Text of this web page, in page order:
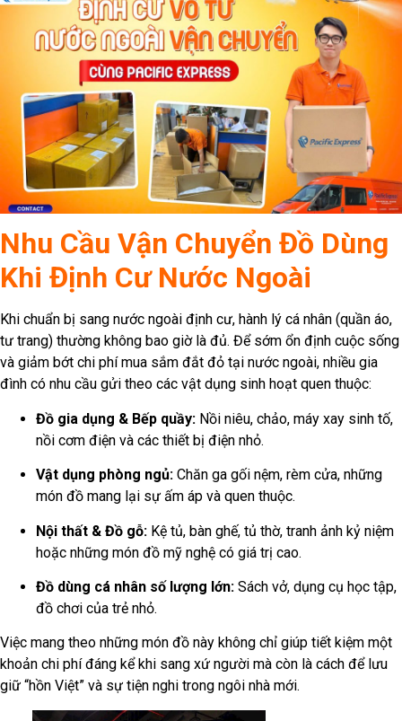
Nhu Cầu Vận Chuyển Đồ Dùng
Khi Định Cư Nước Ngoài
Khi chuẩn bị sang nước ngoài định cư, hành lý cá nhân (quần áo,
tư trang) thường không bao giờ là đủ. Để sớm ổn định cuộc sống
và giảm bớt chi phí mua sắm đắt đỏ tại nước ngoài, nhiều gia
đình có nhu cầu gửi theo các vật dụng sinh hoạt quen thuộc:
Đồ gia dụng & Bếp quầy: Nồi niêu, chảo, máy xay sinh tố,
nồi cơm điện và các thiết bị điện nhỏ.
Vật dụng phòng ngủ: Chăn ga gối nệm, rèm cửa, những
món đồ mang lại sự ấm áp và quen thuộc.
Nội thất & Đồ gỗ: Kệ tủ, bàn ghế, tủ thờ, tranh ảnh kỷ niệm
hoặc những món đồ mỹ nghệ có giá trị cao.
Đồ dùng cá nhân số lượng lớn: Sách vở, dụng cụ học tập,
đồ chơi của trẻ nhỏ.
Việc mang theo những món đồ này không chỉ giúp tiết kiệm một
khoản chi phí đáng kể khi sang xứ người mà còn là cách để lưu
giữ “hồn Việt” và sự tiện nghi trong ngôi nhà mới.